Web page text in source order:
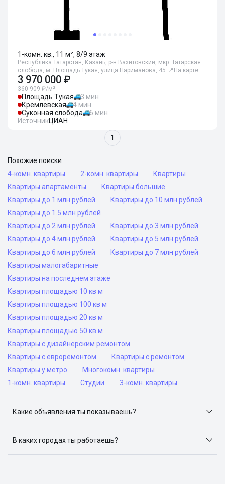
1-комн. кв., 11 м², 8/9 этаж
Республика Татарстан, Казань, р-н Вахитовский, мкр. Татарская
слобода, м. Площадь Тукая, улица Нариманова, 45 📍 На карте
3 970 000 ₽
360 909 ₽/м²
Площадь Тукая
3 мин
Кремлевская
4 мин
Суконная слобода
6 мин
ИсточникЦИАН
1
Похожие поиски
4-комн. квартиры
2-комн. квартиры
Квартиры
Квартиры апартаменты
Квартиры большие
Квартиры до 1 млн рублей
Квартиры до 10 млн рублей
Квартиры до 1.5 млн рублей
Квартиры до 2 млн рублей
Квартиры до 3 млн рублей
Квартиры до 4 млн рублей
Квартиры до 5 млн рублей
Квартиры до 6 млн рублей
Квартиры до 7 млн рублей
Квартиры малогабаритные
Квартиры на последнем этаже
Квартиры площадью 10 кв м
Квартиры площадью 100 кв м
Квартиры площадью 20 кв м
Квартиры площадью 50 кв м
Квартиры с дизайнерским ремонтом
Квартиры с евроремонтом
Квартиры с ремонтом
Квартиры у метро
Многокомн. квартиры
1-комн. квартиры
Студии 3-комн. квартиры
Какие объявления ты показываешь?
объявлений: ЦИАН, Домклик, Яндекс.Недвижимость,
Авито, Самолет.Плюс.
В каких городах ты работаешь?